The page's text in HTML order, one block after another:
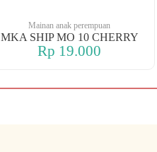
Mainan anak perempuan
MKA SHIP MO 10 CHERRY
Rp 19.000